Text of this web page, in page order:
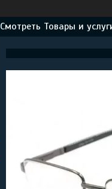
Смотреть Товары и